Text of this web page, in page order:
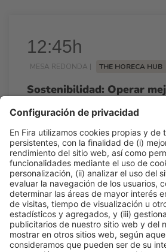
12:45h
MESA REDONDA | THE HORECA HUB
Sostenibilidad: Operar
menos, crear más valor
Mar 24
12:45h - 13:30h
Talk Stage 1 - The Horeca Hub
Acceso libre
Leer más